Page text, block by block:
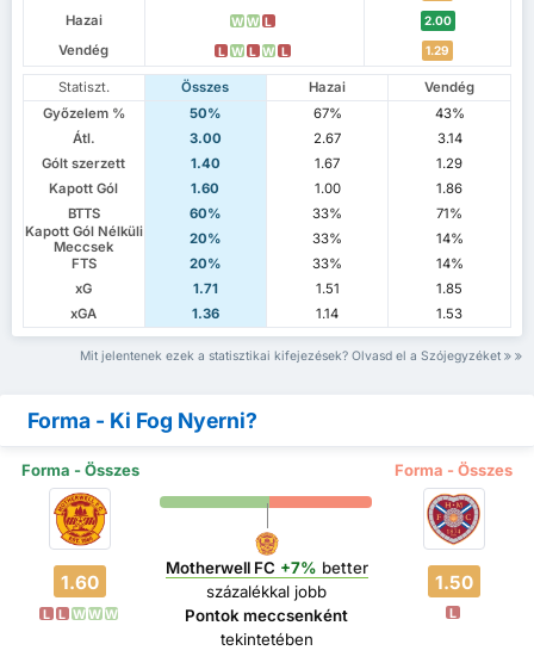
Hazai W W L 2.00
Vendég L W L W L 1.29
Statiszt. Összes Hazai
Vendég
Győzelem %
50% 67%
43%
Átl.
3.00 2.67
3.14
Gólt szerzett
1.40 1.67
1.29
Kapott Gól
1.60 1.00
1.86
BTTS
60% 33%
71%
Kapott Gól Nélküli
Meccsek
20% 33%
14%
FTS
20% 33%
14%
xG
1.71 1.51
1.85
xGA
1.36 1.14 1.53
Mit jelentenek ezek a statisztikai kifejezések? Olvasd el a Szójegyzéket
Forma - Ki Fog Nyerni?
Forma - Összes Forma - Összes
1.60
L L W W W
Motherwell FC +7% better
százalékkal jobb
Pontok meccsenként
tekintetében
1.50
L